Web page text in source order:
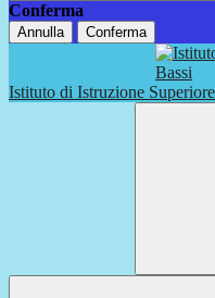
Conferma
Annulla Conferma
Istituto di Istruzione Superiore